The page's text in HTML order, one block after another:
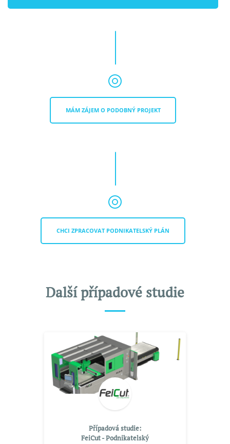
MÁM ZÁJEM O PODOBNÝ PROJEKT
CHCI ZPRACOVAT PODNIKATELSKÝ PLÁN
Další případové studie
Případová studie:
FeiCut - Podnikatelský